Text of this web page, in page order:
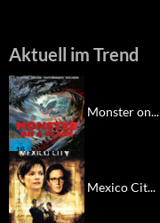
Aktuell im Trend
Monster on...
Mexico Cit...